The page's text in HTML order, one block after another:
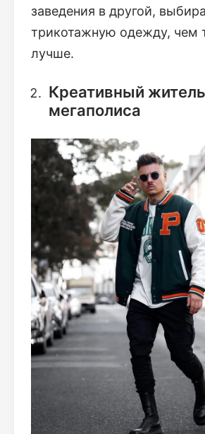
заведения в другой,
трикотажную одежду, чем
лучше.
Креативный житель
мегаполиса